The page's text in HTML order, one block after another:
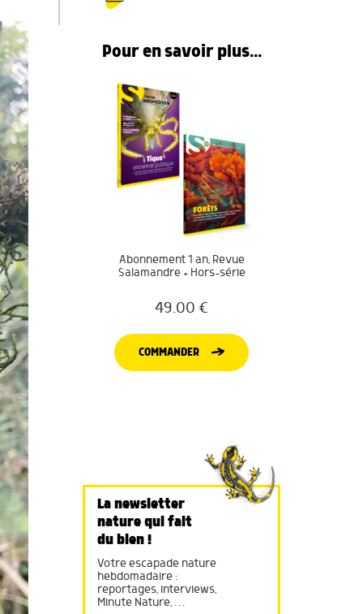
Pour en savoir plus...
Abonnement 1 an, Revue
Salamandre + Hors-série
49.00 €
COMMANDER
La newsletter
nature qui fait
du bien !
Votre escapade nature
hebdomadaire :
reportages, interviews,
Minute Nature, …